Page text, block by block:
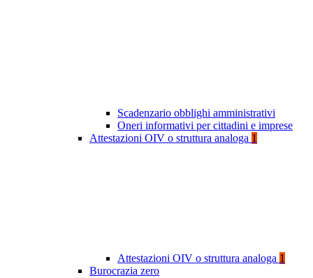
Scadenzario obblighi amministrativi
Oneri informativi per cittadini e imprese
Attestazioni OIV o struttura analoga 1
Attestazioni OIV o struttura analoga 1
Burocrazia zero